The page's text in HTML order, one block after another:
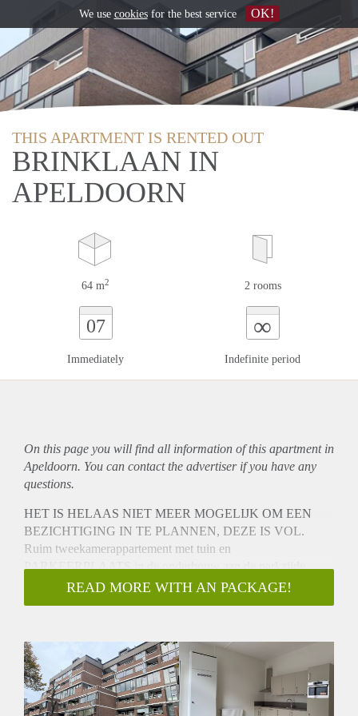
THIS APARTMENT IS RENTED OUT
BRINKLAAN IN
APELDOORN
64 m2 2 rooms
07
Immediately
∞
Indefinite period
On this page you will find all information of this apartmentin
Apeldoorn. You can contact the advertiser if you have any
questions.
HET IS HELAAS NIET MEER MOGELIJK OM EEN
BEZICHTIGING IN TE PLANNEN, DEZE IS VOL.
Ruim tweekamerappartement met tuin en
PARKEERPLAATS in de onderbouw aan de parkzijde
gelegen op de begane grond van de Brinkhof en biedt mooi
uitzicht over het Catharina Amaliapark. Dit appartement heeft
Indeling:
Via de tuin (17,5 m²) komt u in de ruime woonkamer met
veel lichtinval. De woonkamer geeft toegang tot alle
vertrekken, hier bevindt zich ook de luxe keuken. De
READ MORE WITH AN PACKAGE!
We use cookiesfor the best service OK!